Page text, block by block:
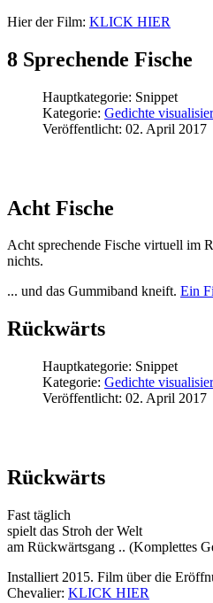
Hier der Film: KLICK HIER
8 Sprechende Fische
Hauptkategorie: Snippet
Kategorie: Gedichte
Veröffentlicht: 02. April 2017
Acht Fische
Acht sprechende Fische virtuell im
nichts.
... und das Gummiband kneift. Ein
Rückwärts
Hauptkategorie: Snippet
Kategorie: Gedichte
Veröffentlicht: 02. April 2017
Rückwärts
Fast täglich
spielt das Stroh der Welt
am Rückwärtsgang .. (Komplettes
Installiert 2015. Film über die
Chevalier: KLICK HIER